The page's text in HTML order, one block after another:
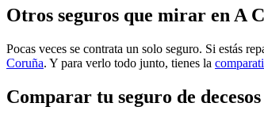
Otros seguros que mirar en A
Pocas veces se contrata un solo seguro. Si estás
Coruña. Y para verlo todo junto, tienes la
Comparar tu seguro de